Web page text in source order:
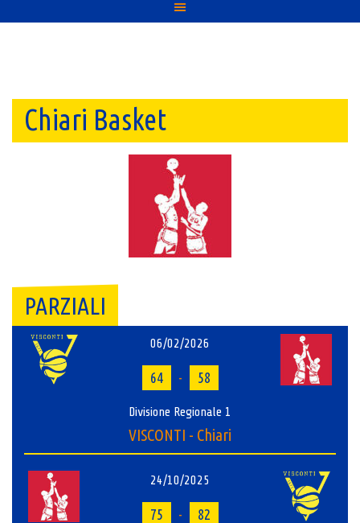
Chiari Basket
PARZIALI
06/02/2026
64 - 58
Divisione Regionale 1
VISCONTI - Chiari
24/10/2025
75 - 82